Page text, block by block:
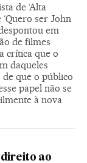
de ‘Alta
‘Quero ser John
em
de filmes
crítica que o
daqueles
que o público
papel não se
à nova
ao